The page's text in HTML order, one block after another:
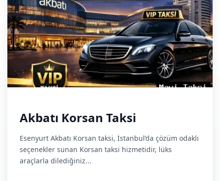
Akbatı Korsan Taksi
Esenyurt Akbatı Korsan taksi, İstanbul’da çözüm odaklı
seçenekler sunan Korsan taksi hizmetidir, lüks
araçlarla dilediğiniz...